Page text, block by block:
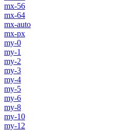
mx-56
mx-64
mx-auto
mx-px
my-0
my-1
my-2
my-3
my-4
my-5
my-6
my-8
my-10
my-12